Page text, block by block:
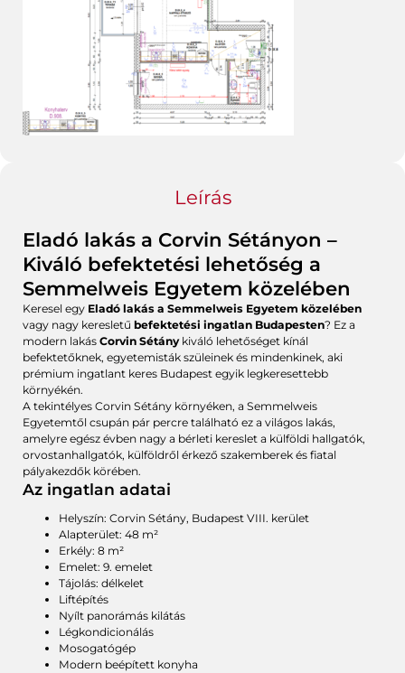
Leírás
Eladó lakás a Corvin Sétányon –
Kiváló befektetési lehetőség a
Semmelweis Egyetem közelében
Keresel egy Eladó lakás a Semmelweis Egyetem közelében
vagy nagy keresletűbefektetési ingatlan Budapesten? Ez a
modern lakásCorvin Sétánykiváló lehetőséget kínál
befektetőknek, egyetemisták szüleinek és mindenkinek, aki
prémium ingatlant keres Budapest egyik legkeresettebb
környékén.
A tekintélyes Corvin Sétány környéken, a Semmelweis
Egyetemtől csupán pár percre található ez a világos lakás,
amelyre egész évben nagy a bérleti kereslet a külföldi hallgatók,
orvostanhallgatók, külföldről érkező szakemberek és fiatal
pályakezdők körében.
Az ingatlan adatai
Helyszín: Corvin Sétány, Budapest VIII. kerület
Alapterület: 48 m²
Erkély: 8 m²
Emelet: 9. emelet
Tájolás: délkelet
Liftépítés
Nyílt panorámás kilátás
Légkondicionálás
Mosogatógép
Modern beépített konyha